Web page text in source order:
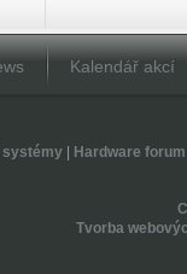
Kalendář akcí
systémy| Hardware forum
Tvorba